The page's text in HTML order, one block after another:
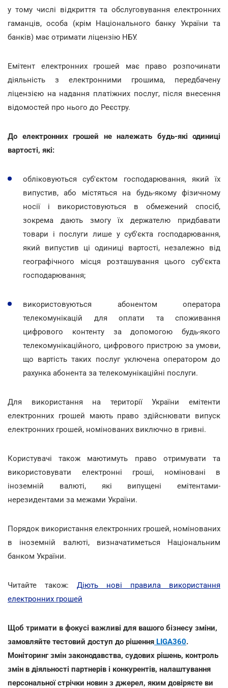
у тому числі відкриття та обслуговування електронних
гаманців, особа (крім Національного банку України та
банків) має отримати ліцензію НБУ.
Емітент електронних грошей має право розпочинати
діяльність з електронними грошима, передбачену
ліцензією на надання платіжних послуг, після внесення
відомостей про нього до Реєстру.
До електронних грошей не належать будь-які одиниці
вартості, які:
обліковуються суб'єктом господарювання, який їх
випустив, або містяться на будь-якому фізичному
носії і використовуються в обмежений спосіб,
зокрема дають змогу їх держателю придбавати
товари і послуги лише у суб'єкта господарювання,
який випустив ці одиниці вартості, незалежно від
географічного місця розташування цього суб'єкта
господарювання;
використовуються абонентом оператора
телекомунікацій для оплати та споживання
цифрового контенту за допомогою будь-якого
телекомунікаційного, цифрового пристрою за умови,
що вартість таких послуг уключена оператором до
рахунка абонента за телекомунікаційні послуги.
Для використання на території України емітенти
електронних грошей мають право здійснювати випуск
електронних грошей, номінованих виключно в гривні.
Користувачі також маютимуть право отримувати та
використовувати електронні гроші, номіновані в
іноземній валюті, які випущені емітентами-
нерезидентами за межами України.
Порядок використання електронних грошей, номінованих
в іноземній валюті, визначатиметься Національним
банком України.
Читайте також: Діють нові правила використання
електронних грошей
Щоб тримати в фокусі важливі для вашого бізнесу зміни,
замовляйте тестовий доступ до рішення LIGA360.
Моніторинг змін законодавства, судових рішень, контроль
змін в діяльності партнерів і конкурентів, налаштування
персональної стрічки новин з джерел, яким довіряєте ви